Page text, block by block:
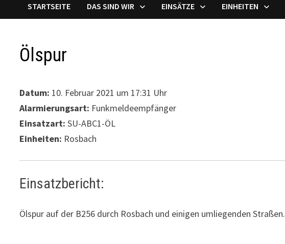
STARTSEITE DAS SIND WIR EINSÄTZE EINHEITEN
Ölspur
Datum: 10. Februar 2021 um 17:31 Uhr
Alarmierungsart: Funkmeldeempfänger
Einsatzart: SU-ABC1-ÖL
Einheiten: Rosbach
Einsatzbericht:
Ölspur auf der B256 durch Rosbach und einigen umliegenden Straßen.